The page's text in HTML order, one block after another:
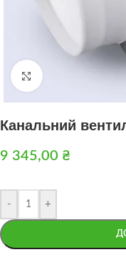
Натисніть, щоб
Канальний
9 345,00 ₴
- +